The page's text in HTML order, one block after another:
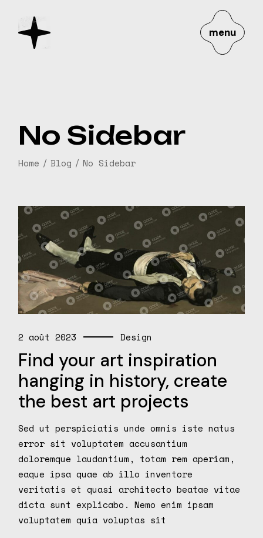
menu
No Sidebar
Home Blog No Sidebar
2 août 2023 Design
Find your art inspiration
hanging in history, create
the best art projects
Sed ut perspiciatis unde omnis iste natus
error sit voluptatem accusantium
doloremque laudantium, totam rem aperiam,
eaque ipsa quae ab illo inventore
veritatis et quasi architecto beatae vitae
dicta sunt explicabo. Nemo enim ipsam
voluptatem quia voluptas sit